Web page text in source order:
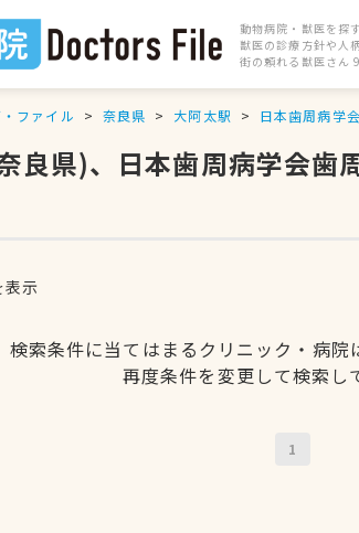
動物病院・獣医を探
獣医の診療方針や人
街の頼れる獣医さ
ファイル 奈良県 大阿太駅 日本歯周病学
良県)、日本歯周病学会歯
示
検索条件に当てはまるクリニック・病院
再度条件を変更して検索し
1